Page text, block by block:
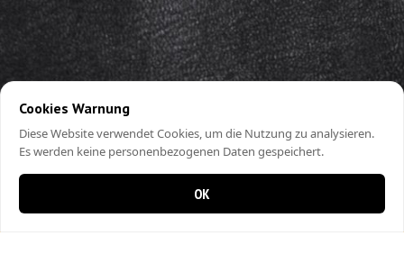
Cookies Warnung
Diese Website verwendet Cookies, um die Nutzung zu analysieren.
Es werden keine personenbezogenen Daten gespeichert.
OK